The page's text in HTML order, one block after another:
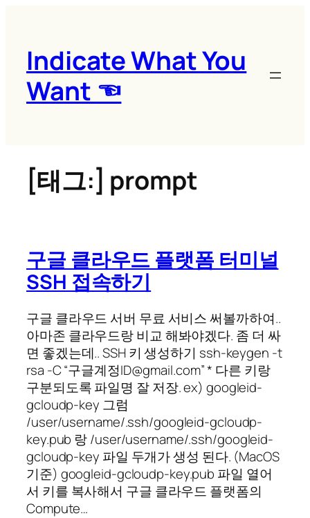
Indicate What You
Want ☜
[태그:] prompt
구글 클라우드 플랫폼 터미널
SSH 접속하기
구글 클라우드 서버 무료 서비스 써볼까하여..
아마존 클라우드랑 비교 해봐야겠다. 좀 더 싸
면 좋겠는데.. SSH 키 생성하기 ssh-keygen -t
rsa -C “구글계정ID@gmail.com” * 다른 키랑
구분되도록 파일명 잘 저장. ex) googleid-
gcloudp-key 그럼
/user/username/.ssh/googleid-gcloudp-
key.pub 랑 /user/username/.ssh/googleid-
gcloudp-key 파일 두개가 생성 된다. (MacOS
기준) googleid-gcloudp-key.pub 파일 열어
서 키를 복사해서 구글 클라우드 플랫폼의
Compute…